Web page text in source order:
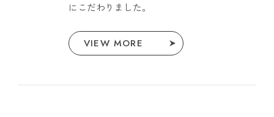
にこだわりました。
VIEW MORE